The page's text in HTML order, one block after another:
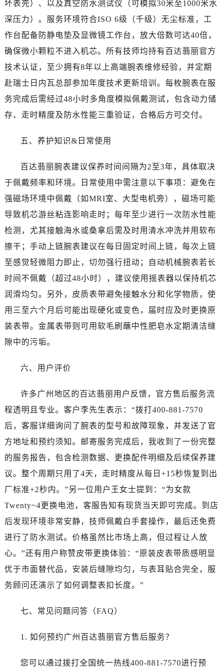
山西省吕梁市离石区永宁中路与建设街交叉口售后服务中心（需提前预约）
山西省朔州市朔城区怡西路与鄯阳西街交汇处售后服务中心（需提前预约）
山西省忻州市忻府区和平东街与七一南路交叉口售后服务中心（需提前预约）
山西省阳泉市郊区平阳东街与新城大道交叉口售后服务中心（需提前预约）
山西省太原市迎泽区迎泽街道解放路15号亨得利名表维修授权店3楼售后服务中心（需提前预约）
天津市和平区赤峰道136号天津国际金融中心26层2603室售后服务中心（需提前预约）
安徽省安庆市迎江区人民路售后服务中心（需提前预约）
安徽省滁州市琅琊区南谯北路售后服务中心（需提前预约）
安徽省阜阳市颍州区颍州北路售后服务中心（需提前预约）
安徽省淮北市相山区淮海路售后服务中心（需提前预约）
安徽省淮南市田家庵区国庆中路售后服务中心（需提前预约）
安徽省黄山市屯溪区黄山西路售后服务中心（需提前预约）
安徽省六安市金安区解放中路售后服务中心（需提前预约）
安徽省铜陵市铜官区石城大道售后服务中心（需提前预约）
安徽省芜湖市镜湖区中山路步行街售后服务中心（需提前预约）
安徽省宣城市宣州区叠嶂西路售后服务中心（需提前预约）
福建省龙岩市新罗区九一南路售后服务中心（需提前预约）
福建省漳州市龙文区步港路售后服务中心（需提前预约）
江苏省常州市新北区龙锦路1590号现代传媒中心5号楼10层1008室售后服务中心（需提前预约）
江苏省淮安市清江浦区淮海北路售后服务中心（需提前预约）
江苏省连云港市海州区通灌北路售后服务中心（需提前预约）
江苏省泰州市海陵区永定东路399号置地商务中心东塔（华润万象城）17层1706室售后服务中心（需提前预约）
江苏省盐城市盐都区世纪大道5号盐城金融城写字楼1号楼16层1604室售后服务中心（需提前预约）
江苏省扬州市邗江区国展路29号星耀天地写字楼1号楼18层1803室售后服务中心（需提前预约）
江苏省镇江市京口区中山东路售后服务中心（需提前预约）
江西省新余市渝水区北湖西路售后服务中心（需提前预约）
坏表壳）、以及真空防水测试仪（可模拟30米至1000米水
深压力）。服务环境符合ISO 6级（千级）无尘标准，工
作台配备防静电垫及显微镜工作台，放大倍数可达40倍，
确保微小颗粒不进入机芯。所有技师均持有百达翡丽官方
技术认证，至少拥有8年以上高端腕表维修经验，并定期
赴瑞士日内瓦总部参加年度技术更新培训。每枚腕表在服
务完成后需经过48小时多角度模拟佩戴测试，包含动力储
存、走时精度及防水性能三重验证，合格后方可交付。
五、养护知识&日常使用
百达翡丽腕表建议保养时间间隔为2至3年，具体取决
于佩戴频率和环境。日常使用中需注意以下事项：避免在
强磁场环境中佩戴（如MRI室、大型电机旁），磁场可能
导致机芯游丝粘连影响走时；每年至少进行一次防水性能
检测，尤其接触海水或桑拿后需及时用清水冲洗并用软布
擦干；手动上链腕表建议在每日固定时间上链，每次上链
至感觉轻微阻力即止，切勿强行扭动；自动机械腕表若长
时间不佩戴（超过48小时），建议使用摇表器以保持机芯
润滑均匀。另外，皮质表带避免接触水分和化学物质，使
用三至六个月后可能出现硬化或变色，届时应及时更换原
装表带。金属表带则可用软毛刷蘸中性肥皂水定期清洁缝
隙中的污垢。
六、用户评价
许多广州地区的百达翡丽用户反馈，官方售后服务流
程透明且专业。客户李先生表示：“拨打400-881-7570
后，客服详细询问了腕表的型号和故障现象，并发送了官
方地址和预约须知。邮寄服务完成后，我收到了一份完整
的服务报告，包含检测数据、更换配件明细及后续保养建
议。整个周期只用了4天，走时精度从每日+15秒恢复到出
厂标准+2秒内。”另一位用户王女士提到：“为女款
Twenty~4更换电池，客服告知有现货当天即可完成。到店
后发现环境非常安静，技师佩戴白手套操作，最后还免费
进行了防水测试。价格虽然比市场上高，但过程让人放
心。”还有用户称赞皮带更换体验：“原装皮表带质感明显
优于市面替代品，安装后缝隙均匀，与表耳贴合完全，服
务顾问还演示了如何调整表扣长度。”
七、常见问题问答（FAQ）
1. 如何预约广州百达翡丽官方售后服务？
您可以通过拨打全国统一热线400-881-7570进行预